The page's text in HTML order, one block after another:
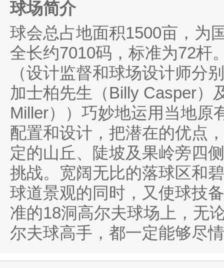
球场简介
球会总占地面积1500亩，为
全长约7010码，标准为72杆
（设计监督和球场设计师分
加士柏先生（Billy Casper）
Miller））巧妙地运用当地原
配置和设计，把潜在的优点
定的山丘、陡坡及果岭旁四
挑战。宽阔无比的落球区和
球道景观的同时，又使球技
准的18洞高尔夫球场上，无
尔夫球高手，都一定能够尽